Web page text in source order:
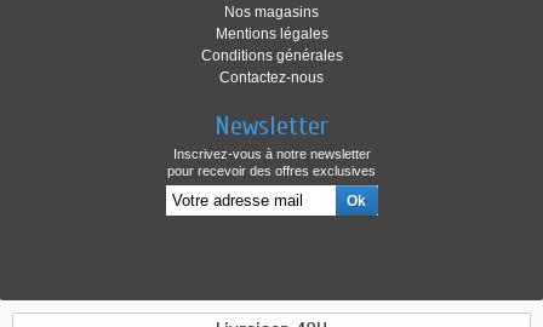
Nos magasins
Mentions légales
Conditions générales
Contactez-nous
Newsletter
Inscrivez-vous à notre newsletter
pour recevoir des offres exclusives